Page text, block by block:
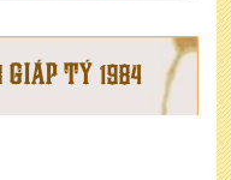
TÝ 1984